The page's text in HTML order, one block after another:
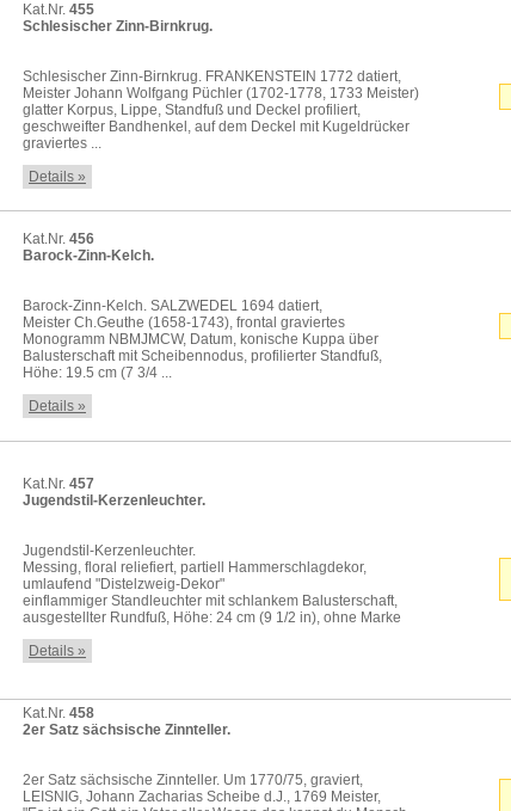
Kat.Nr. 455
Schlesischer Zinn-Birnkrug.
Schlesischer Zinn-Birnkrug. FRANKENSTEIN 1772 datiert,
Meister Johann Wolfgang Püchler (1702-1778, 1733 Meister)
glatter Korpus, Lippe, Standfuß und Deckel profiliert,
geschweifter Bandhenkel, auf dem Deckel mit Kugeldrücker
graviertes ...
Details »
Kat.Nr. 456
Barock-Zinn-Kelch.
Barock-Zinn-Kelch. SALZWEDEL 1694 datiert,
Meister Ch.Geuthe (1658-1743), frontal graviertes
Monogramm NBMJMCW, Datum, konische Kuppa über
Balusterschaft mit Scheibennodus, profilierter Standfuß,
Höhe: 19.5 cm (7 3/4 ...
Details »
Kat.Nr. 457
Jugendstil-Kerzenleuchter.
Jugendstil-Kerzenleuchter.
Messing, floral reliefiert, partiell Hammerschlagdekor,
umlaufend "Distelzweig-Dekor"
einflammiger Standleuchter mit schlankem Balusterschaft,
ausgestellter Rundfuß, Höhe: 24 cm (9 1/2 in), ohne Marke
Details »
Kat.Nr. 458
2er Satz sächsische Zinnteller.
2er Satz sächsische Zinnteller. Um 1770/75, graviert,
LEISNIG, Johann Zacharias Scheibe d.J., 1769 Meister,